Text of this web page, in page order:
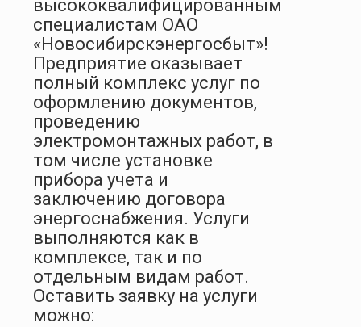
высококвалифицированным
специалистам ОАО
«Новосибирскэнергосбыт»!
Предприятие оказывает
полный комплекс услуг по
оформлению документов,
проведению
электромонтажных работ, в
том числе установке
прибора учета и
заключению договора
энергоснабжения. Услуги
выполняются как в
комплексе, так и по
отдельным видам работ.
Оставить заявку на услуги
можно: